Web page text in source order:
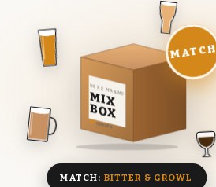
DEZE MAAND
MIX
BOX
8 BIEREN
MATCH
MATCH: BITTER & GROWL